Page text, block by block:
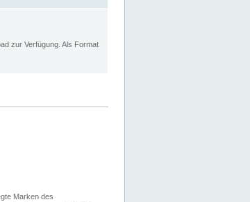
zur Verfügung. Als Format
Marken des